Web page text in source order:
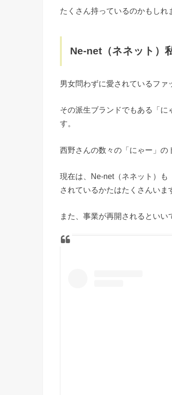
たくさん持っているのかもしれ
Ne-net（ネネット）
男女問わずに愛されているファ
その派生ブランドでもある「
す。
西野さんの数々の「にゃー」の
現在は、Ne-net（ネネット）も
されているかたはたくさんいま
また、事業が再開されるといい